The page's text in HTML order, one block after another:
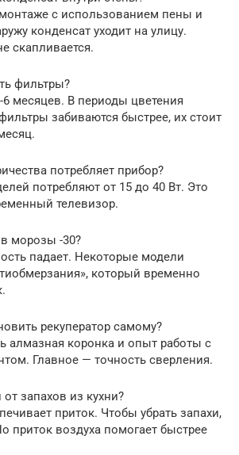
с использованием пены и
конденсат уходит на улицу.
скапливается.
фильтры?
6 месяцев. В периоды цветения
забиваются быстрее, их стоит
потребляет прибор?
потребляют от 15 до 40 Вт. Это
телевизор.
морозы -30?
падает. Некоторые модели
который временно
рекуператор самому?
алмазная коронка и опыт работы с
Главное — точность сверления.
запахов из кухни?
приток. Чтобы убрать запахи,
приток воздуха помогает быстрее